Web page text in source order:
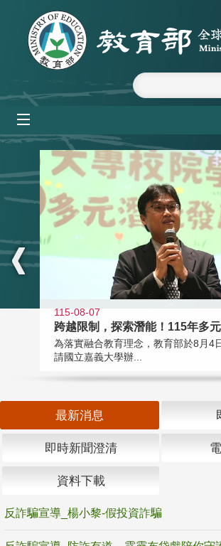
跳到主要內容區塊
:::
115-08-07
跨越限制，探索潛能！115年多
為落實融合教育理念，教育部於8月4
請國立嘉義大學辦...
最新消息
即時新聞澄清
資料下載
反詐騙宣導_楊小黎-假投資詐騙